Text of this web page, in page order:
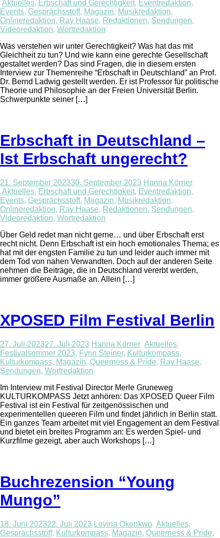
Aktuelles, Erbschaft und Gerechtigkeit, Eventredaktion,
Events, Gesprächsstoff, Magazin, Musikredaktion,
Onlineredaktion, Ray Haase, Redaktionen, Sendungen,
Videoredaktion, Wortredaktion
Was verstehen wir unter Gerechtigkeit? Was hat das mit
Gleichheit zu tun? Und wie kann eine gerechte Gesellschaft
gestaltet werden? Das sind Fragen, die in diesem ersten
Interview zur Themenreihe “Erbschaft in Deutschland” an Prof.
Dr. Bernd Ladwig gestellt werden. Er ist Professor für politische
Theorie und Philosophie an der Freien Universität Berlin.
Schwerpunkte seiner […]
Erbschaft in Deutschland –
Ist Erbschaft ungerecht?
21. September 202330. September 2023 Hanna Körner
Aktuelles, Erbschaft und Gerechtigkeit, Eventredaktion,
Events, Gesprächsstoff, Magazin, Musikredaktion,
Onlineredaktion, Ray Haase, Redaktionen, Sendungen,
Videoredaktion, Wortredaktion
Über Geld redet man nicht gerne… und über Erbschaft erst
recht nicht. Denn Erbschaft ist ein hoch emotionales Thema; es
hat mit der engsten Familie zu tun und leider auch immer mit
dem Tod von nahen Verwandten. Doch auf der anderen Seite
nehmen die Beiträge, die in Deutschland vererbt werden,
immer größere Ausmaße an. Allein […]
XPOSED Film Festival Berlin
27. Juli 202327. Juli 2023 Hanna Körner Aktuelles,
Festivalsommer 2023, Fynn Steiner, Kulturkompass,
Kulturkompass, Magazin, Queerness & Pride, Ray Haase,
Sendungen, Wortredaktion
Im Interview mit Festival Director Merle Gruneweg
KULTURKOMPASS Jetzt anhören: Das XPOSED Queer Film
Festival ist ein Festival für zeitgenössischen und
experimentellen queeren Film und findet jährlich in Berlin statt.
Ein ganzes Team arbeitet mit viel Engagement an dem Festival
und bietet ein breites Programm an: Es werden Spiel- und
Kurzfilme gezeigt, aber auch Workshops […]
Buchrezension “Young
Mungo”
18. Juni 202322. Juli 2023 Lovina Okonkwo Aktuelles,
Gesprächsstoff, Kulturkompass, Magazin, Queerness & Pride,